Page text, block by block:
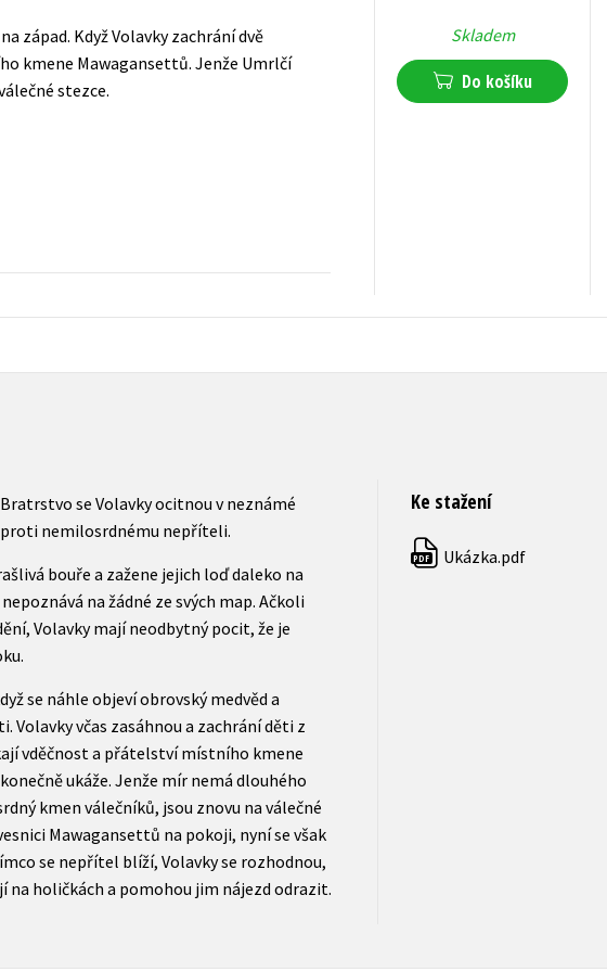
(SK)
literatura
západ. Když Volavky zachrání dvě
kmene Mawagansettů. Jenže Umrlčí
stezce.
Skladem
Do košíku
se Volavky ocitnou v neznámé
nemilosrdnému nepříteli.
bouře a zažene jejich loď daleko na
na žádné ze svých map. Ačkoli
Volavky mají neodbytný pocit, že je
se náhle objeví obrovský medvěd a
Volavky včas zasáhnou a zachrání děti z
vděčnost a přátelství místního kmene
ukáže. Jenže mír nemá dlouhého
kmen válečníků, jsou znovu na válečné
Mawagansettů na pokoji, nyní se však
se nepřítel blíží, Volavky se rozhodnou,
na holičkách a pomohou jim nájezd odrazit.
Ke stažení
PDF Ukázka.pdf